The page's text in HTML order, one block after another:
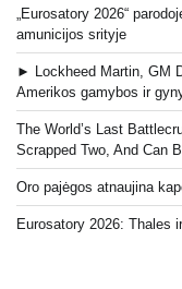
„Eurosatory 2026“
amunicijos srityje
► Lockheed Martin, GM
Amerikos gamybos ir
The World’s Last
Scrapped Two, And Can
Oro pajėgos atnaujina
Eurosatory 2026: Thales